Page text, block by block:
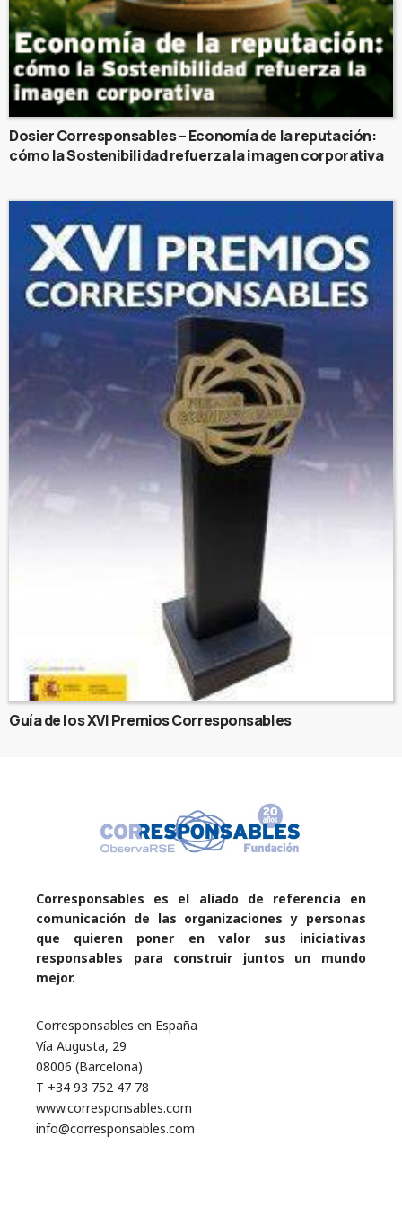
Dosier Corresponsables – Economía de la reputación:
cómo la Sostenibilidad refuerza la imagen corporativa
Guía de los XVI Premios Corresponsables
Corresponsables es el aliado de referencia en
comunicación de las organizaciones y personas
que quieren poner en valor sus iniciativas
responsables para construir juntos un mundo
mejor.
Corresponsables en España
Vía Augusta, 29
08006 (Barcelona)
T +34 93 752 47 78
www.corresponsables.com
info@corresponsables.com